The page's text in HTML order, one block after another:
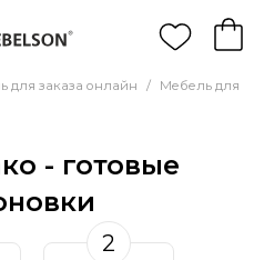
для заказа онлайн / Мебель для
- готовые
2